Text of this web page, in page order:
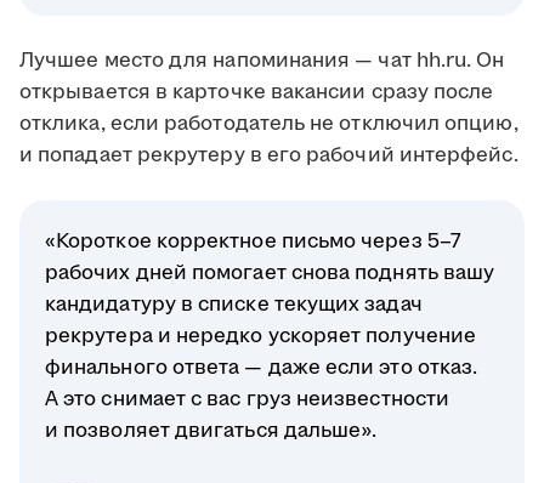
Лучшее место для напоминания — чат hh.ru. Он
открывается в карточке вакансии сразу после
отклика, если работодатель не отключил опцию,
и попадает рекрутеру в его рабочий интерфейс.
«Короткое корректное письмо через 5–7
рабочих дней помогает снова поднять вашу
кандидатуру в списке текущих задач
рекрутера и нередко ускоряет получение
финального ответа — даже если это отказ.
А это снимает с вас груз неизвестности
и позволяет двигаться дальше».